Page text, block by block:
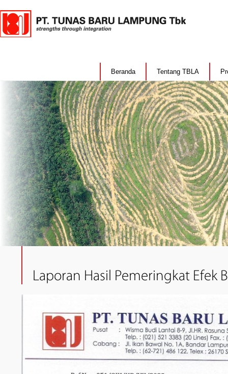
Beranda Tentang TBLA
Laporan Hasil Pemeringkat Efek